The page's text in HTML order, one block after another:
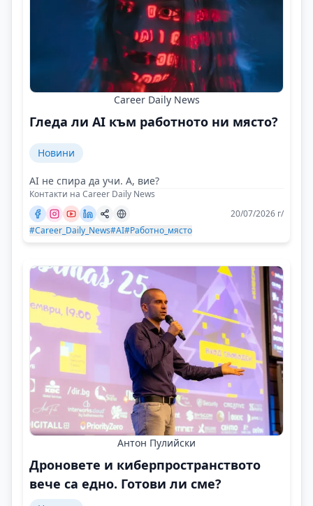
Career Daily News
Гледа ли AI към работното ни място?
Новини
AI не спира да учи. А, вие?
Контакти на Career Daily News
20/07/2026 г/
#Career_Daily_News#AI#Работно_място
Антон Пулийски
Дроновете и киберпространството
вече са едно. Готови ли сме?